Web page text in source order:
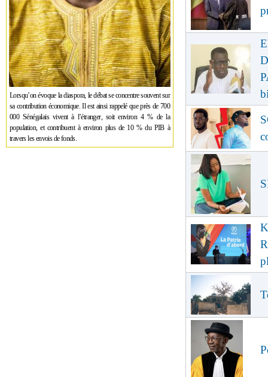
Lorsqu’on évoque la diaspora, le débat se concentre souvent sur
sa contribution économique. Il est ainsi rappelé que près de 700
000 Sénégalais vivent à l’étranger, soit environ 4 % de la
population, et contribuent à environ plus de 10 % du PIB à
travers les envois de fonds.